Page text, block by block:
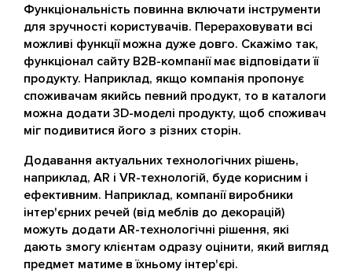
Функціональність повинна включати інструменти
для зручності користувачів. Перераховувати всі
можливі функції можна дуже довго. Скажімо так,
функціонал сайту B2B-компанії має відповідати її
продукту. Наприклад, якщо компанія пропонує
споживачам якийсь певний продукт, то в каталоги
можна додати 3D-моделі продукту, щоб споживач
міг подивитися його з різних сторін.
Додавання актуальних технологічних рішень,
наприклад, AR і VR-технологій, буде корисним і
ефективним. Наприклад, компанії виробники
інтер'єрних речей (від меблів до декорацій)
можуть додати AR-технологічні рішення, які
дають змогу клієнтам одразу оцінити, який вигляд
предмет матиме в їхньому інтер'єрі.